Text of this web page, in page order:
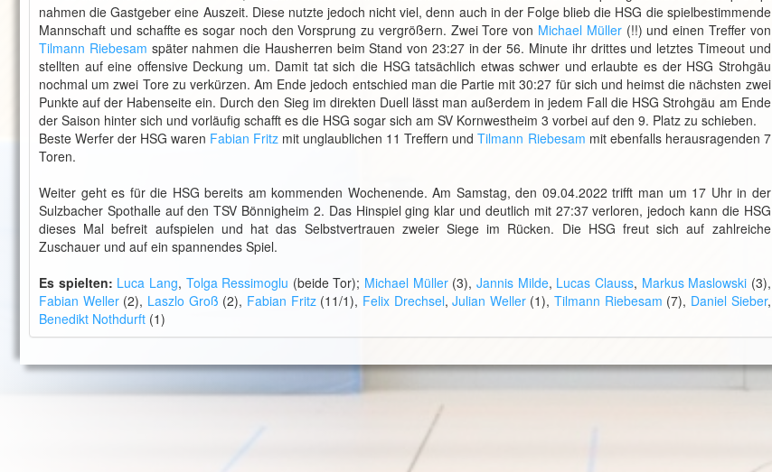
nahmen die Gastgeber eine Auszeit. Diese nutzte jedoch nicht viel, denn auch in der Folge blieb die HSG die spielbestimmende
Mannschaft und schaffte es sogar noch den Vorsprung zu vergrößern. Zwei Tore von Michael Müller(!!) und einen Treffer von
Tilmann Riebesam später nahmen die Hausherren beim Stand von 23:27 in der 56. Minute ihr drittes und letztes Timeout und
stellten auf eine offensive Deckung um. Damit tat sich die HSG tatsächlich etwas schwer und erlaubte es der HSG Strohgäu
nochmal um zwei Tore zu verkürzen. Am Ende jedoch entschied man die Partie mit 30:27 für sich und heimst die nächsten zwei
Punkte auf der Habenseite ein. Durch den Sieg im direkten Duell lässt man außerdem in jedem Fall die HSG Strohgäu am Ende
der Saison hinter sich und vorläufig schafft es die HSG sogar sich am SV Kornwestheim 3 vorbei auf den 9. Platz zu schieben.
Beste Werfer der HSG waren Fabian Fritz mit unglaublichen 11 Treffern undTilmann Riebesam mit ebenfalls herausragenden 7
Toren.
Weiter geht es für die HSG bereits am kommenden Wochenende. Am Samstag, den 09.04.2022 trifft man um 17 Uhr in der
Sulzbacher Spothalle auf den TSV Bönnigheim 2. Das Hinspiel ging klar und deutlich mit 27:37 verloren, jedoch kann die HSG
dieses Mal befreit aufspielen und hat das Selbstvertrauen zweier Siege im Rücken. Die HSG freut sich auf zahlreiche
Zuschauer und auf ein spannendes Spiel.
Es spielten: Luca Lang, Tolga Ressimoglu (beide Tor); Michael Müller(3), Jannis Milde, Lucas Clauss, Markus Maslowski (3),
Fabian Weller(2), Laszlo Groß (2), Fabian Fritz(11/1), Felix Drechsel,Julian Weller(1),Tilmann Riebesam (7), Daniel Sieber,
Benedikt Nothdurft (1)